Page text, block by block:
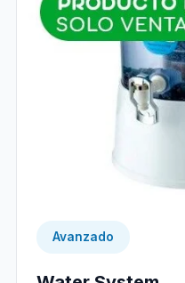
Avanzado